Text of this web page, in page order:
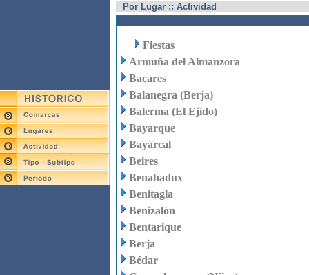
Por Lugar :: Actividad
Fiestas
Armuña del Almanzora
Bacares
Balanegra (Berja)
Balerma (El Ejido)
Bayarque
Bayárcal
Beires
Benahadux
Benitagla
Benizalón
Bentarique
Berja
Bédar